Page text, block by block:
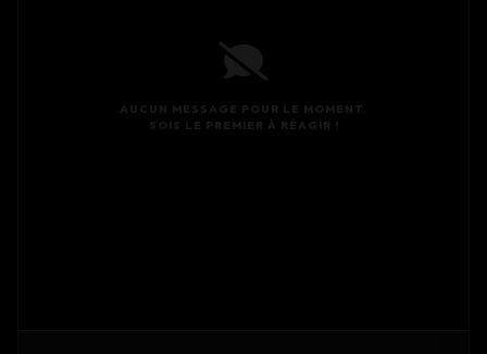
AUCUN MESSAGE POUR LE MOMENT.
SOIS LE PREMIER À RÉAGIR !